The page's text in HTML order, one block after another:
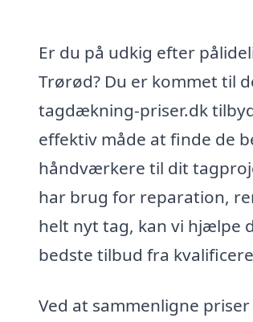
Er du på udkig efter
Trørød? Du er kommet til
tagdækning-priser.dk
effektiv måde at finde de
håndværkere til dit
har brug for reparation,
helt nyt tag, kan vi hjælpe
bedste tilbud fra
Ved at sammenligne